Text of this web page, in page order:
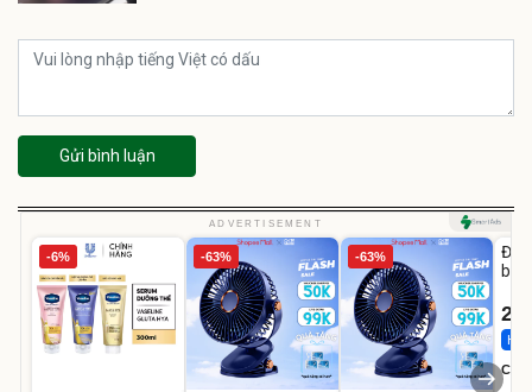
Gửi bình luận
ADVERTISEMENT
-6% -63% -63%
Đai
bé
Hot